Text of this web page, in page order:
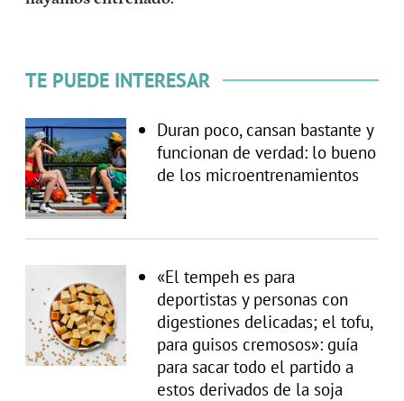
TE PUEDE INTERESAR
Duran poco, cansan bastante y
funcionan de verdad: lo bueno
de los microentrenamientos
«El tempeh es para
deportistas y personas con
digestiones delicadas; el tofu,
para guisos cremosos»: guía
para sacar todo el partido a
estos derivados de la soja